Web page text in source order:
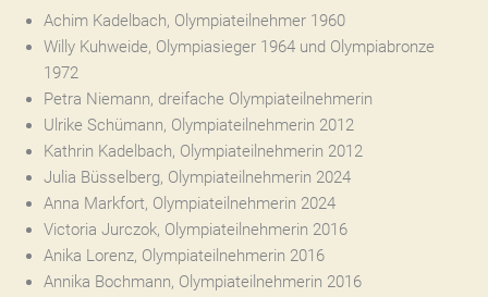
Achim Kadelbach, Olympiateilnehmer 1960
Willy Kuhweide, Olympiasieger 1964 und Olympiabronze
1972
Petra Niemann, dreifache Olympiateilnehmerin
Ulrike Schümann, Olympiateilnehmerin 2012
Kathrin Kadelbach, Olympiateilnehmerin 2012
Julia Büsselberg, Olympiateilnehmerin 2024
Anna Markfort, Olympiateilnehmerin 2024
Victoria Jurczok, Olympiateilnehmerin 2016
Anika Lorenz, Olympiateilnehmerin 2016
Annika Bochmann, Olympiateilnehmerin 2016